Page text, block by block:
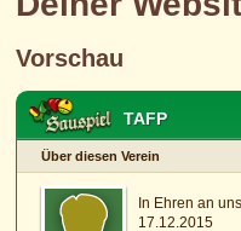
Vorschau
TAFP
Über diesen Verein
In Ehren an
17.12.2015